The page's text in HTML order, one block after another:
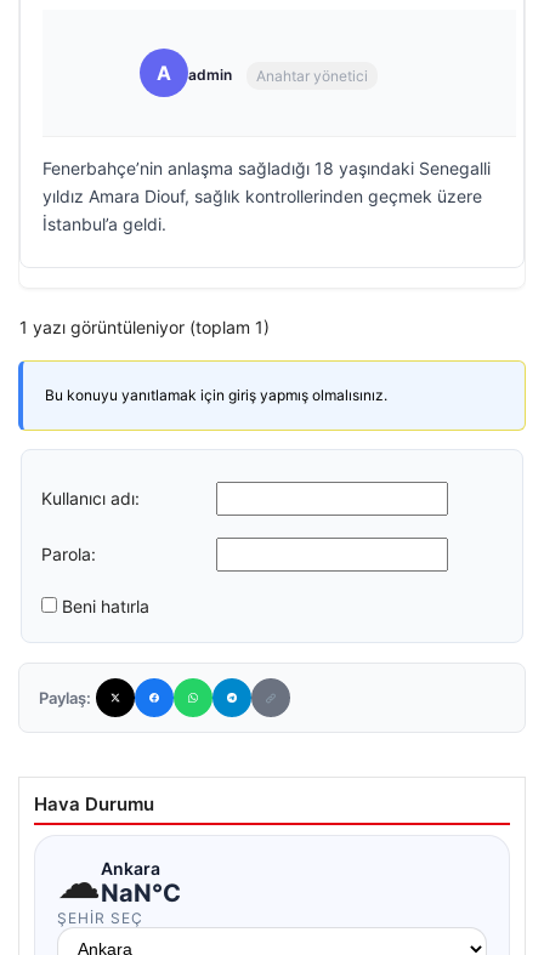
A admin Anahtar yönetici
Fenerbahçe’nin anlaşma sağladığı 18 yaşındaki Senegalli
yıldız Amara Diouf, sağlık kontrollerinden geçmek üzere
İstanbul’a geldi.
1 yazı görüntüleniyor (toplam 1)
Bu konuyu yanıtlamak için giriş yapmış olmalısınız.
Kullanıcı adı:
Parola:
Beni hatırla
Paylaş:
Hava Durumu
☁Ankara
NaN°C
ŞEHIR SEÇ